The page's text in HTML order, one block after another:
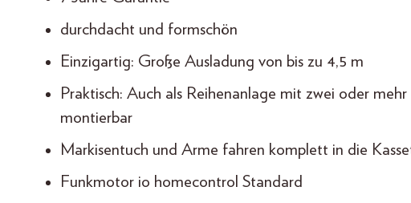
durchdacht und formschön
Einzigartig: Große Ausladung von bis zu 4,5 m
Praktisch: Auch als Reihenanlage mit zwei oder
montierbar
Markisentuch und Arme fahren komplett in die
Funkmotor io homecontrol Standard